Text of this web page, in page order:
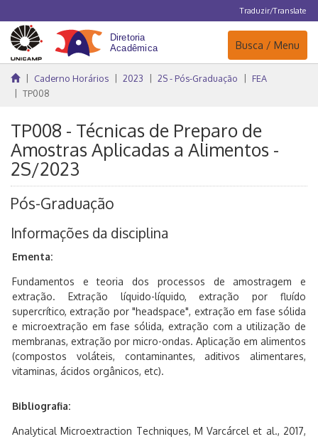
Traduzir/Translate
Navegação
Busca / Menu
Caderno Horários 2023 2S - Pós-Graduação
FEA
TP008
TP008 - Técnicas de Preparo de
Amostras Aplicadas a Alimentos -
2S/2023
Pós-Graduação
Informações da disciplina
Ementa:
Fundamentos e teoria dos processos de amostragem e
extração. Extração líquido-líquido, extração por fluído
supercrítico, extração por "headspace", extração em fase sólida
e microextração em fase sólida, extração com a utilização de
membranas, extração por micro-ondas. Aplicação em alimentos
(compostos voláteis, contaminantes, aditivos alimentares,
vitaminas, ácidos orgânicos, etc).
Bibliografia:
Analytical Microextraction Techniques, M Varcárcel et al., 2017,